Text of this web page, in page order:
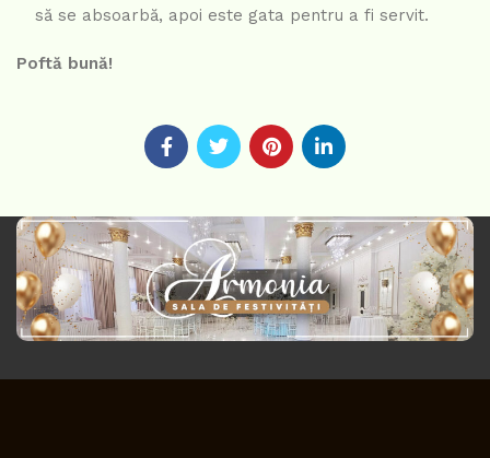
să se absoarbă, apoi este gata pentru a fi servit.
Poftă bună!